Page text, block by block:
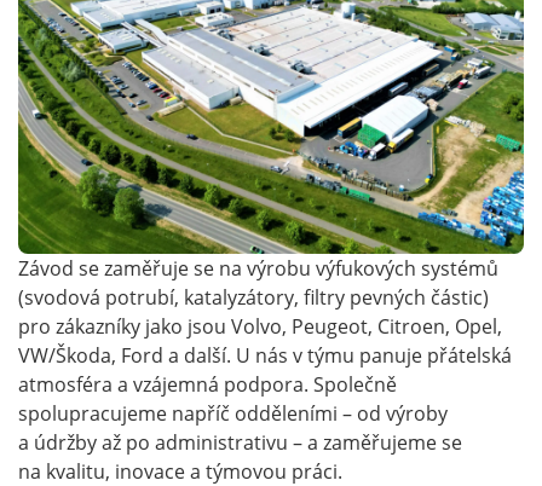
Závod se zaměřuje se na výrobu výfukových systémů
(svodová potrubí, katalyzátory, filtry pevných částic)
pro zákazníky jako jsou Volvo, Peugeot, Citroen, Opel,
VW/Škoda, Ford a další. U nás v týmu panuje přátelská
atmosféra a vzájemná podpora. Společně
spolupracujeme napříč odděleními – od výroby
a údržby až po administrativu – a zaměřujeme se
na kvalitu, inovace a týmovou práci.